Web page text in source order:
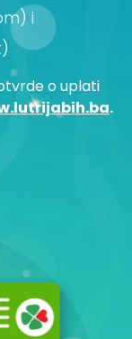
i
o uplati
.